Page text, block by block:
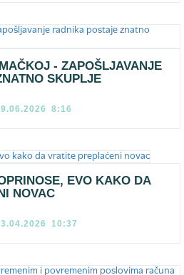
- ZAPOŠLJAVANJE
SKUPLJE
8:16
EVO KAKO DA
NOVAC
10:37